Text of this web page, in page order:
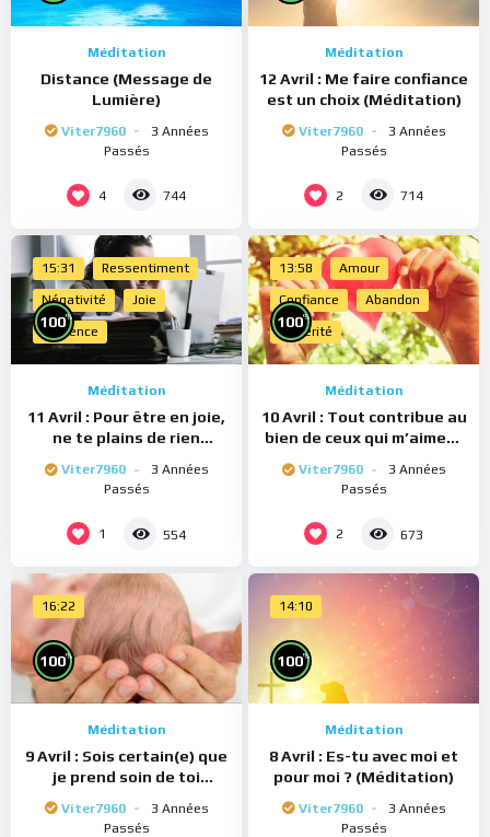
de poster des commentaires) et pour les publications,
veuillez cliquer ici :Inscription
Méditation
Distance (Message de
Lumière)
Viter7960
3 Années
Passés
4 744
Méditation
12 Avril : Me faire confiance
est un choix (Méditation)
Viter7960
3 Années
Passés
2 714
15:31 Ressentiment
Négativité Joie
Présence
100%
Méditation
11 Avril : Pour être en joie,
ne te plains de rien
Viter7960
3 Années
Passés
1 554
13:58 Amour
Confiance Abandon
Sincérité
100%
Méditation
10 Avril : Tout contribue au
bien de ceux qui m’aiment
Viter7960
3 Années
Passés
2 673
16:22
100%
Méditation
9 Avril : Sois certain(e) que
je prend soin de toi
Viter7960
3 Années
Passés
14:10
100%
Méditation
8 Avril : Es-tu avec moi et
pour moi ? (Méditation)
Viter7960
3 Années
Passés